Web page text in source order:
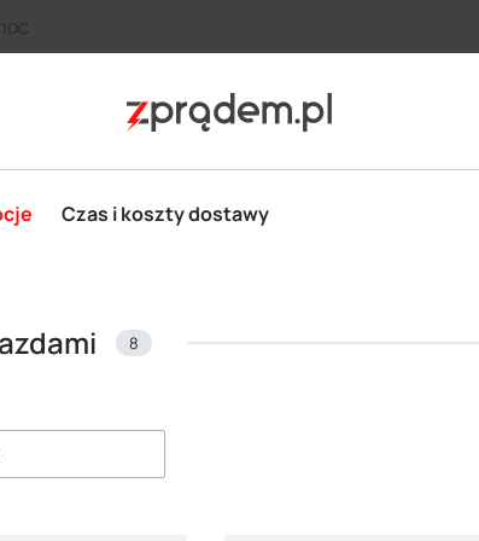
Czas i koszty dostawy
8